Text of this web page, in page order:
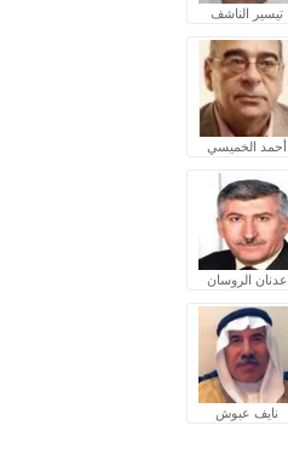
تيسير الناشف
أحمد الخميسي
عدنان الروسان
نايف عبوش